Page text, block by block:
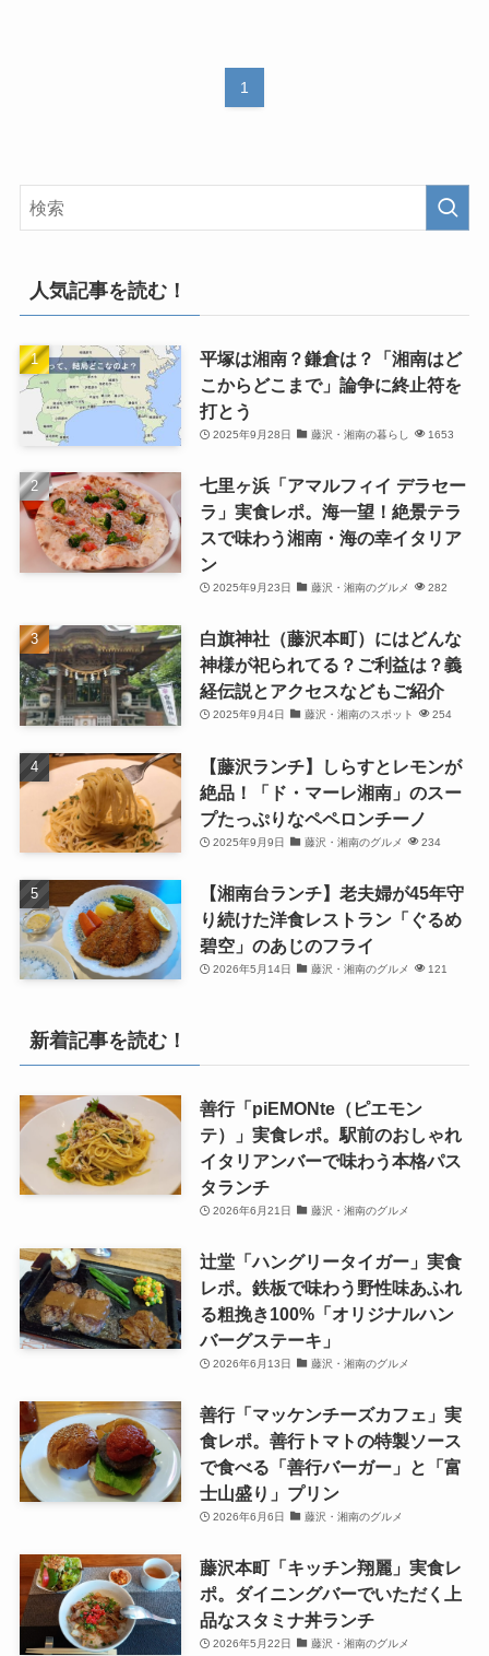
1
人気記事を読む！
平塚は湘南？鎌倉は？「湘南はど
こからどこまで」論争に終止符を
打とう
2025年9月28日 藤沢・湘南の暮らし 1653
七里ヶ浜「アマルフィイ デラセー
ラ」実食レポ。海一望！絶景テラ
スで味わう湘南・海の幸イタリア
ン
2025年9月23日 藤沢・湘南のグルメ 282
白旗神社（藤沢本町）にはどんな
神様が祀られてる？ご利益は？義
経伝説とアクセスなどもご紹介
2025年9月4日 藤沢・湘南のスポット 254
【藤沢ランチ】しらすとレモンが
絶品！「ド・マーレ湘南」のスー
プたっぷりなペペロンチーノ
2025年9月9日 藤沢・湘南のグルメ 234
【湘南台ランチ】老夫婦が45年守
り続けた洋食レストラン「ぐるめ
碧空」のあじのフライ
2026年5月14日 藤沢・湘南のグルメ 121
新着記事を読む！
善行「piEMONte（ピエモン
テ）」実食レポ。駅前のおしゃれ
イタリアンバーで味わう本格パス
タランチ
2026年6月21日 藤沢・湘南のグルメ
辻堂「ハングリータイガー」実食
レポ。鉄板で味わう野性味あふれ
る粗挽き100%「オリジナルハン
バーグステーキ」
2026年6月13日 藤沢・湘南のグルメ
善行「マッケンチーズカフェ」実
食レポ。善行トマトの特製ソース
で食べる「善行バーガー」と「富
士山盛り」プリン
2026年6月6日 藤沢・湘南のグルメ
藤沢本町「キッチン翔麗」実食レ
ポ。ダイニングバーでいただく上
品なスタミナ丼ランチ
2026年5月22日 藤沢・湘南のグルメ